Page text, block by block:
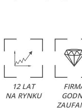
12 LAT
NA RYNKU